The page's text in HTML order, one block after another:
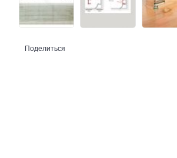
Поделиться